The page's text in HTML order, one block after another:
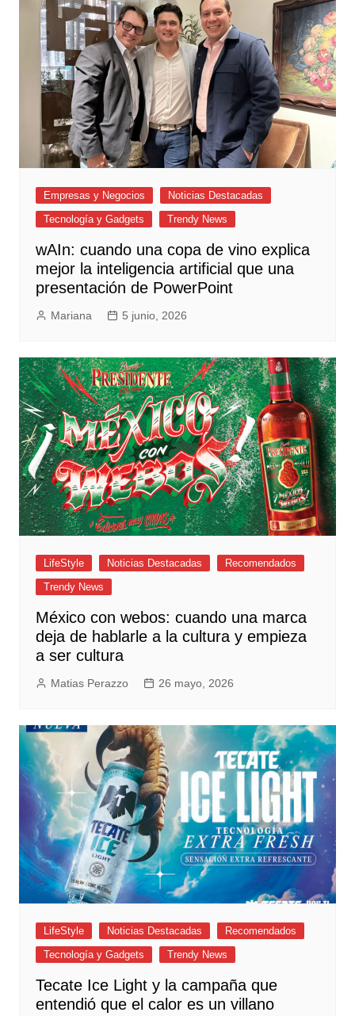
Empresas y Negocios
Noticias Destacadas
Tecnología y Gadgets
Trendy News
wAIn: cuando una copa de vino explica
mejor la inteligencia artificial que una
presentación de PowerPoint
Mariana 5 junio, 2026
LifeStyle Noticias Destacadas
Recomendados
Trendy News
México con webos: cuando una marca
deja de hablarle a la cultura y empieza
a ser cultura
Matias Perazzo 26 mayo, 2026
LifeStyle Noticias Destacadas
Recomendados
Tecnología y Gadgets
Trendy News
Tecate Ice Light y la campaña que
entendió que el calor es un villano